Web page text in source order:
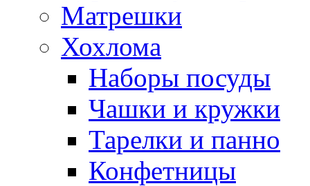
Матрешки
Хохлома
Наборы посуды
Чашки и кружки
Тарелки и панно
Конфетницы